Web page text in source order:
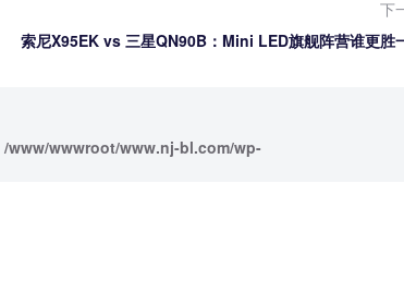
下
索尼X95EK vs 三星QN90B：Mini LED旗舰阵营谁更胜
/www/wwwroot/www.nj-bl.com/wp-